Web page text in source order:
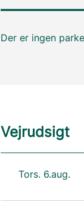
Der er ingen
Vejrudsigt
Tors. 6.aug.